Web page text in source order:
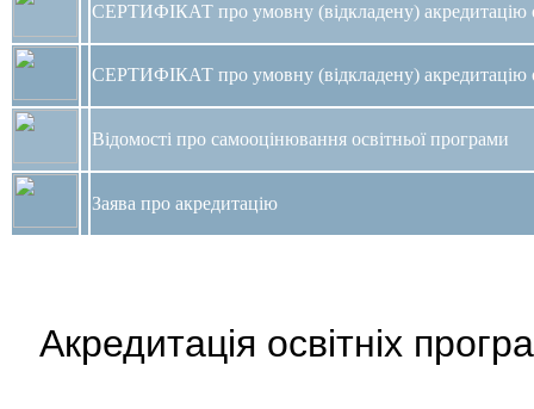
СЕРТИФІКАТ про умовну (відкладену) акредитацію
СЕРТИФІКАТ про умовну (відкладену) акредитацію
Відомості про самооцінювання освітньої програми
Заява про акредитацію
Акредитація освітніх